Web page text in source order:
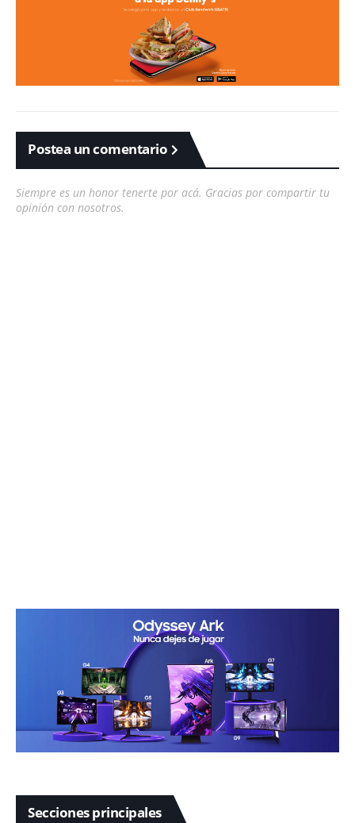
Postea un comentario
Siempre es un honor tenerte por acá. Gracias por compartir tu
opinión con nosotros.
Secciones principales